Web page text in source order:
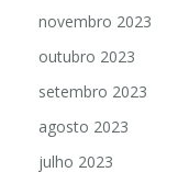
novembro 2023
outubro 2023
setembro 2023
agosto 2023
julho 2023